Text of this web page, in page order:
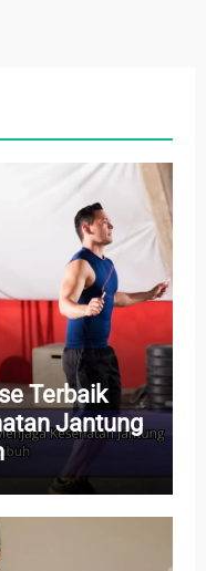
Terbaik
Jantung